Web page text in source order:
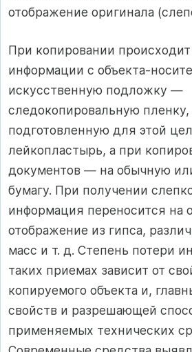
отображение оригинала
При копировании
информации с объекта-
искусственную подложку —
следокопировальную
подготовленную для этой
лейкопластырь, а при
документов — на обычную
бумагу. При получении
информация переносится на
отображение из гипса,
масс и т. д. Степень потери
таких приемах зависит от
копируемого объекта и,
свойств и разрешающей
применяемых технических